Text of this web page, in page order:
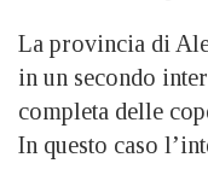
La provincia di
in un secondo
completa delle
In questo caso